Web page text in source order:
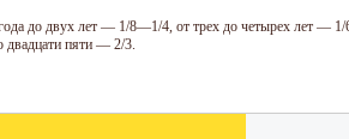
до двух лет — 1/8—1/4, от трех до четырех лет —
двадцати пяти — 2/3.